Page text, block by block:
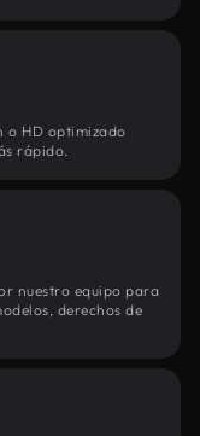
o HD optimizado
rápido.
nuestro equipo para
derechos de